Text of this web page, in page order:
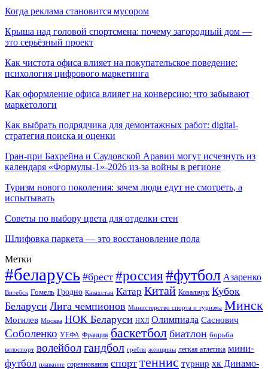
Когда реклама становится мусором
Крыша над головой спортсмена: почему загородный дом —
это серьёзный проект
Как чистота офиса влияет на покупательское поведение:
психология цифрового маркетинга
Как оформление офиса влияет на конверсию: что забывают
маркетологи
Как выбрать подрядчика для демонтажных работ: digital-
стратегия поиска и оценки
Гран-при Бахрейна и Саудовской Аравии могут исчезнуть из
календаря «Формулы-1»-2026 из-за войны в регионе
Туризм нового поколения: зачем люди едут не смотреть, а
испытывать
Советы по выбору цвета для отделки стен
Шлифовка паркета — это восстановление пола
Метки
#беларусь #брест #россия#футбол Азаренко
Витебск Гомель Гродно Казахстан Катар Китай Ковальчук Кубок
Беларуси Лига чемпионов Министерство спорта и туризма Минск
Могилев Москва НОК Беларуси НХЛ Олимпиада Саснович
Соболенко УЕФА Франция баскетбол биатлон борьба
велоспорт волейболгандбол гребля женщины легкая атлетика мини-
футбол плавание соревнования спорт теннис турнир хк Динамо-